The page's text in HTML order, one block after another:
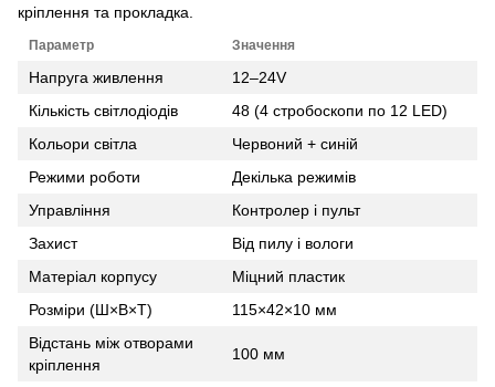
кріплення та прокладка.
Параметр Значення
Напруга живлення
12–24V
Кількість світлодіодів
48 (4 стробоскопи по 12 LED)
Кольори світла
Червоний + синій
Режими роботи
Декілька режимів
Управління
Контролер і пульт
Захист
Від пилу і вологи
Матеріал корпусу
Міцний пластик
Розміри (Ш×В×Т)
115×42×10 мм
Відстань між отворами
кріплення
100 мм